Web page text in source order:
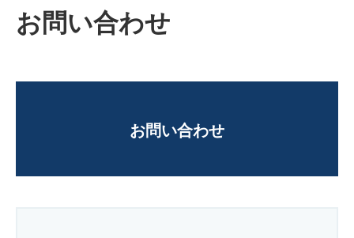
お問い合わせ
お問い合わせ